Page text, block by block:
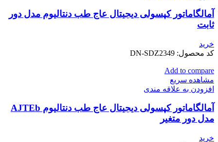
آمالگاماتور کپسولی دیجیتال عاج طب دنتالیوم مدل دور
ثابت
خرید
کد محصول: DN-SDZ2349
Add to compare
مشاهده سریع
افزودن به علاقه مندی
آمالگاماتور کپسولی دیجیتال عاج طب دنتالیوم AJTEb
مدل دور متغیر
خرید